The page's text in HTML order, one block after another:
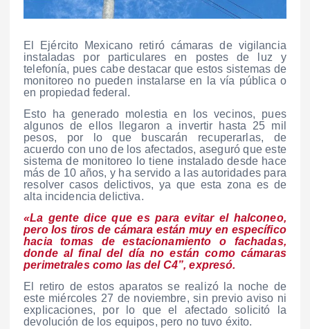
El Ejército Mexicano retiró cámaras de vigilancia
instaladas por particulares en postes de luz y
telefonía, pues cabe destacar que estos sistemas de
monitoreo no pueden instalarse en la vía pública o
en propiedad federal.
Esto ha generado molestia en los vecinos, pues
algunos de ellos llegaron a invertir hasta 25 mil
pesos, por lo que buscarán recuperarlas, de
acuerdo con uno de los afectados, aseguró que este
sistema de monitoreo lo tiene instalado desde hace
más de 10 años, y ha servido a las autoridades para
resolver casos delictivos, ya que esta zona es de
alta incidencia delictiva.
«La gente dice que es para evitar el halconeo,
pero los tiros de cámara están muy en específico
hacia tomas de estacionamiento o fachadas,
donde al final del día no están como cámaras
perimetrales como las del C4”, expresó.
El retiro de estos aparatos se realizó la noche de
este miércoles 27 de noviembre, sin previo aviso ni
explicaciones, por lo que el afectado solicitó la
devolución de los equipos, pero no tuvo éxito.